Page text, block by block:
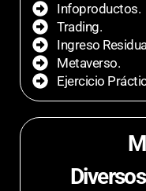
Infoproductos.
Trading.
Ingreso
Metaverso.
Ejercicio